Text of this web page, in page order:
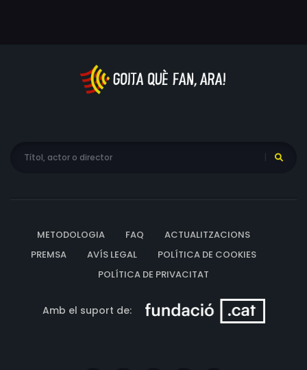
METODOLOGIA FAQ
ACTUALITZACIONS
PREMSA
AVÍS LEGAL
POLÍTICA DE COOKIES
POLÍTICA DE PRIVACITAT
Amb el suport de: